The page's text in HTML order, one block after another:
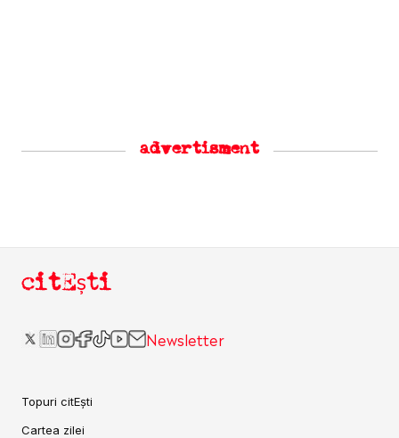
advertisment
citEști
Newsletter
Topuri citEști
Cartea zilei